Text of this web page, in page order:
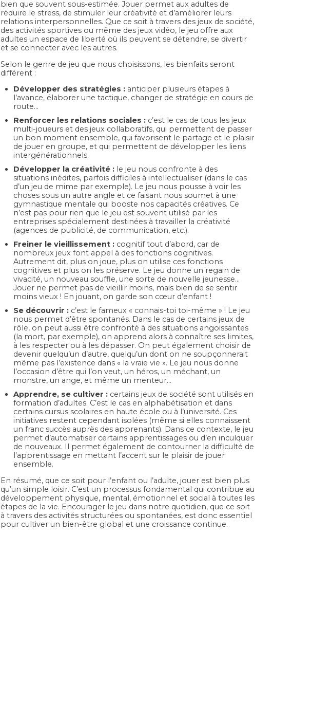
bien que souvent sous-estimée. Jouer permet aux adultes de
réduire le stress, de stimuler leur créativité et d’améliorer leurs
relations interpersonnelles. Que ce soit à travers des jeux de société,
des activités sportives ou même des jeux vidéo, le jeu offre aux
adultes un espace de liberté où ils peuvent se détendre, se divertir
et se connecter avec les autres.
Selon le genre de jeu que nous choisissons, les bienfaits seront
différent :
Développer des stratégies : anticiper plusieurs étapes à
l’avance, élaborer une tactique, changer de stratégie en cours de
route…
Renforcer les relations sociales : c’est le cas de tous les jeux
multi-joueurs et des jeux collaboratifs, qui permettent de passer
un bon moment ensemble, qui favorisent le partage et le plaisir
de jouer en groupe, et qui permettent de développer les liens
intergénérationnels.
Développer la créativité : le jeu nous confronte à des
situations inédites, parfois difficiles à intellectualiser (dans le cas
d’un jeu de mime par exemple). Le jeu nous pousse à voir les
choses sous un autre angle et ce faisant nous soumet à une
gymnastique mentale qui booste nos capacités créatives. Ce
n’est pas pour rien que le jeu est souvent utilisé par les
entreprises spécialement destinées à travailler la créativité
(agences de publicité, de communication, etc.).
Freiner le vieillissement : cognitif tout d’abord, car de
nombreux jeux font appel à des fonctions cognitives.
Autrement dit, plus on joue, plus on utilise ces fonctions
cognitives et plus on les préserve. Le jeu donne un regain de
vivacité, un nouveau souffle, une sorte de nouvelle jeunesse…
Jouer ne permet pas de vieillir moins, mais bien de se sentir
moins vieux ! En jouant, on garde son cœur d’enfant !
Se découvrir : c’est le fameux « connais-toi toi-même » ! Le jeu
nous permet d’être spontanés. Dans le cas de certains jeux de
rôle, on peut aussi être confronté à des situations angoissantes
(la mort, par exemple), on apprend alors à connaître ses limites,
à les respecter ou à les dépasser. On peut également choisir de
devenir quelqu’un d’autre, quelqu’un dont on ne soupçonnerait
même pas l’existence dans « la vraie vie ». Le jeu nous donne
l’occasion d’être qui l’on veut, un héros, un méchant, un
monstre, un ange, et même un menteur…
Apprendre, se cultiver : certains jeux de société sont utilisés en
formation d’adultes. C’est le cas en alphabétisation et dans
certains cursus scolaires en haute école ou à l’université. Ces
initiatives restent cependant isolées (même si elles connaissent
un franc succès auprès des apprenants). Dans ce contexte, le jeu
permet d’automatiser certains apprentissages ou d’en inculquer
de nouveaux. Il permet également de contourner la difficulté de
l’apprentissage en mettant l’accent sur le plaisir de jouer
ensemble.
En résumé, que ce soit pour l’enfant ou l’adulte, jouer est bien plus
qu’un simple loisir. C’est un processus fondamental qui contribue au
développement physique, mental, émotionnel et social à toutes les
étapes de la vie. Encourager le jeu dans notre quotidien, que ce soit
à travers des activités structurées ou spontanées, est donc essentiel
pour cultiver un bien-être global et une croissance continue.